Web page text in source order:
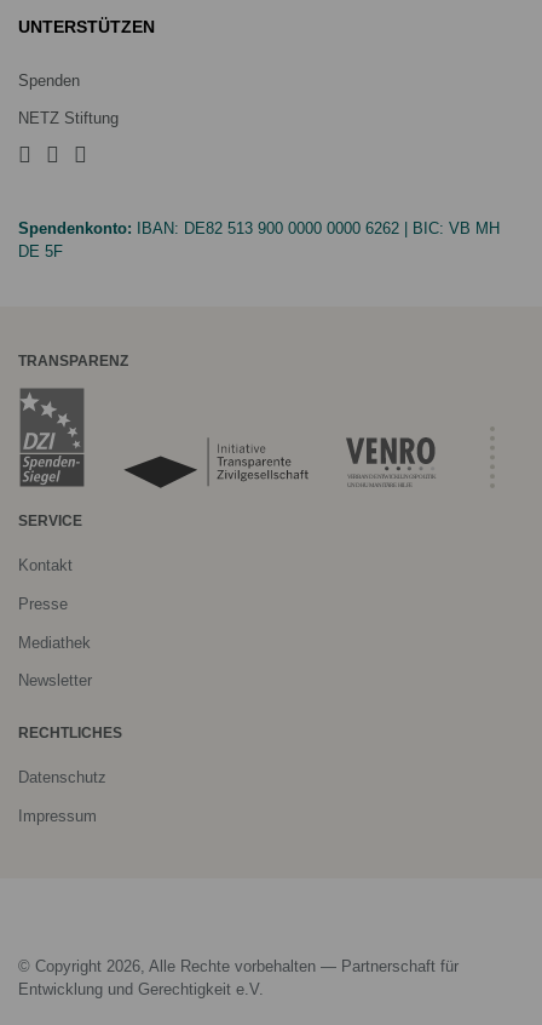
UNTERSTÜTZEN
Spenden
NETZ Stiftung
Spendenkonto: IBAN: DE82 513 900 0000 0000 6262 | BIC: VB MH
DE 5F
TRANSPARENZ
SERVICE
Kontakt
Presse
Mediathek
Newsletter
RECHTLICHES
Datenschutz
Impressum
© Copyright 2026, Alle Rechte vorbehalten — Partnerschaft für
Entwicklung und Gerechtigkeit e.V.